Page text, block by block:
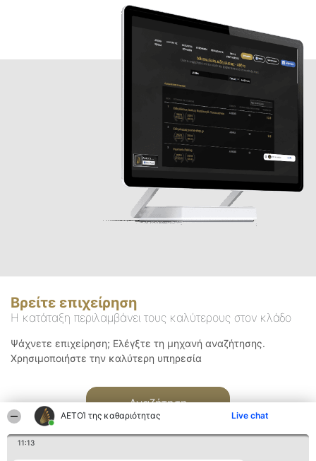
ΑΕΤΟΊ της καθαριότητας Live chat
11:13
Βρείτε επιχείρηση
Η κατάταξη περιλαμβάνει τους καλύτερους στον κλάδο
Ψάχνετε επιχείρηση; Ελέγξτε τη μηχανή αναζήτησης.
Χρησιμοποιήστε την καλύτερη υπηρεσία
Αναζήτηση